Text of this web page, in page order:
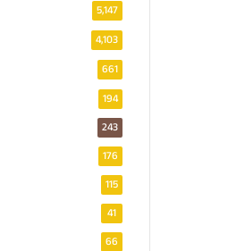
5,147
4,103
661
194
243
176
115
41
66